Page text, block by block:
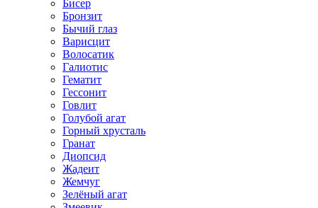
Бисер
Бронзит
Бычий глаз
Варисцит
Волосатик
Галиотис
Гематит
Гессонит
Говлит
Голубой агат
Горный хрусталь
Гранат
Диопсид
Жадеит
Жемчуг
Зелёный агат